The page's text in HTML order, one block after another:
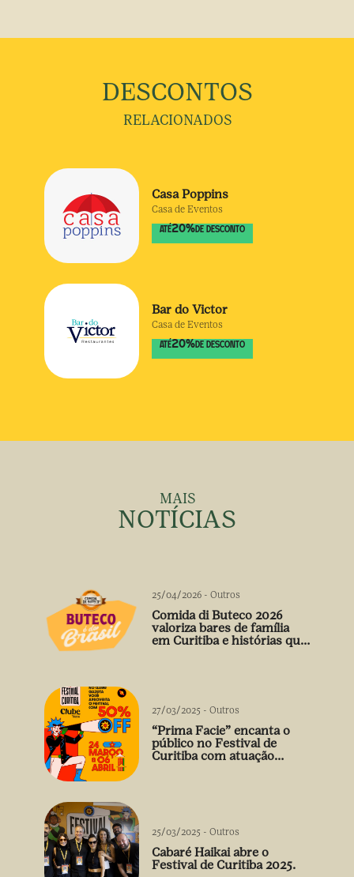
DESCONTOS
RELACIONADOS
Casa Poppins
Casa de Eventos
ATÉ20% DE DESCONTO
Bar do Victor
Casa de Eventos
ATÉ20% DE DESCONTO
MAIS
NOTÍCIAS
25/04/2026 - Outros
Comida di Buteco 2026
valoriza bares de família
em Curitiba e histórias que
27/03/2025 - Outros
“Prima Facie” encanta o
público no Festival de
Curitiba com atuação
25/03/2025 - Outros
Cabaré Haikai abre o
Festival de Curitiba 2025.